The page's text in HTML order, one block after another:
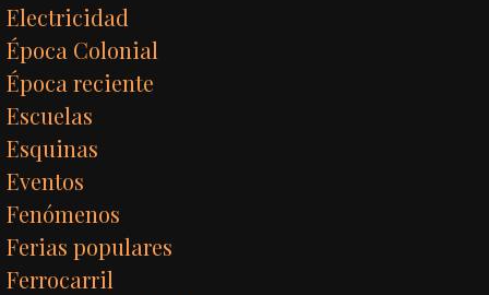
Electricidad
Época Colonial
Época reciente
Escuelas
Esquinas
Eventos
Fenómenos
Ferias populares
Ferrocarril